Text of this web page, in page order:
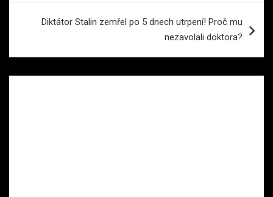
Diktátor Stalin zemřel po 5 dnech utrpení! Proč mu
nezavolali doktora?